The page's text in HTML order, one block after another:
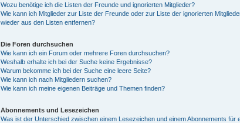
Wozu benötige ich die Listen der Freunde und ignorierten Mitglieder?
Wie kann ich Mitglieder zur Liste der Freunde oder zur Liste der ignorierten
wieder aus den Listen entfernen?
Die Foren durchsuchen
Wie kann ich ein Forum oder mehrere Foren durchsuchen?
Weshalb erhalte ich bei der Suche keine Ergebnisse?
Warum bekomme ich bei der Suche eine leere Seite?
Wie kann ich nach Mitgliedern suchen?
Wie kann ich meine eigenen Beiträge und Themen finden?
Abonnements und Lesezeichen
Was ist der Unterschied zwischen einem Lesezeichen und einem Abonnements für